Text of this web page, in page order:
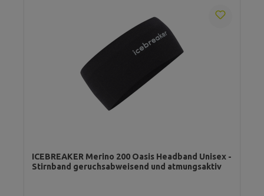
ICEBREAKER Merino 200 Oasis Headband Unisex -
Stirnband geruchsabweisend und atmungsaktiv